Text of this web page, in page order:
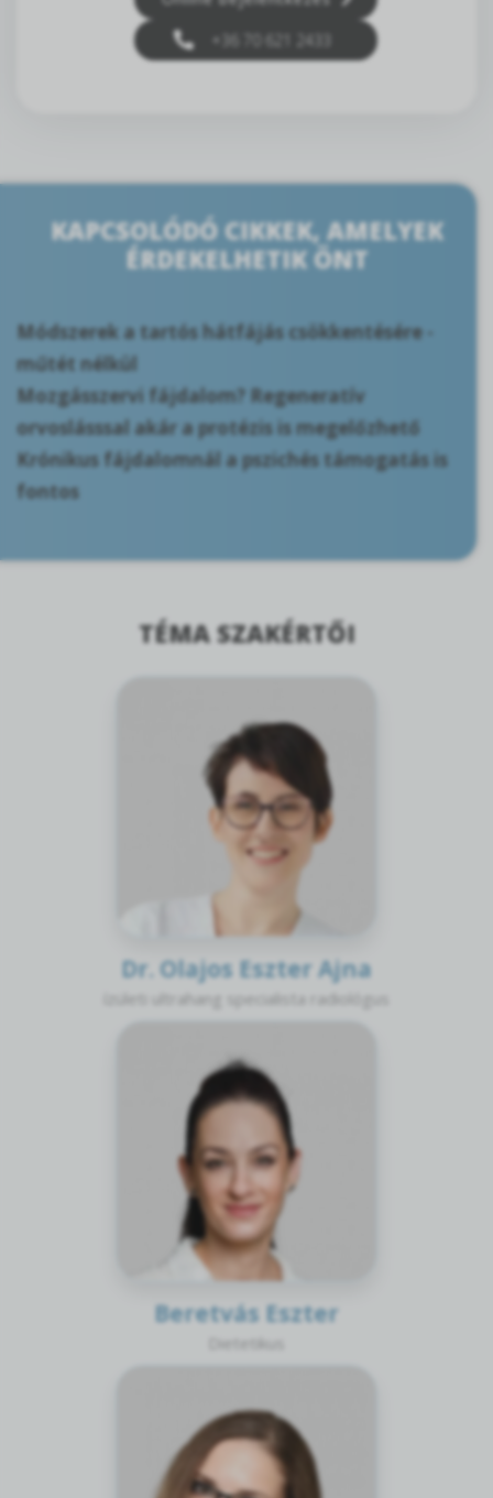
+36 70 621 2433
KAPCSOLÓDÓ CIKKEK, AMELYEK
ÉRDEKELHETIK ÖNT
Módszerek a tartós hátfájás csökkentésére -
műtét nélkül
Mozgásszervi fájdalom? Regeneratív
orvoslásssal akár a protézis is megelőzhető
Krónikus fájdalomnál a pszichés támogatás is
fontos
TÉMA SZAKÉRTŐI
Dr. Olajos Eszter Ajna
ízületi ultrahang specialista radiológus
Beretvás Eszter
Dietetikus